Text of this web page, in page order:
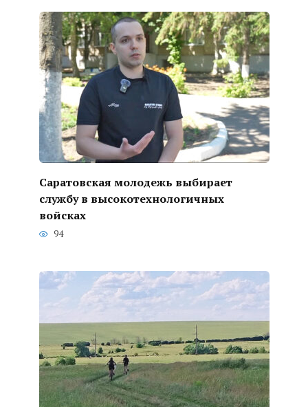
Саратовская молодежь выбирает
службу в высокотехнологичных
войсках
94